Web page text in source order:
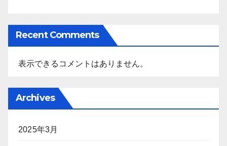
Recent Comments
表示できるコメントはありません。
Archives
2025年3月